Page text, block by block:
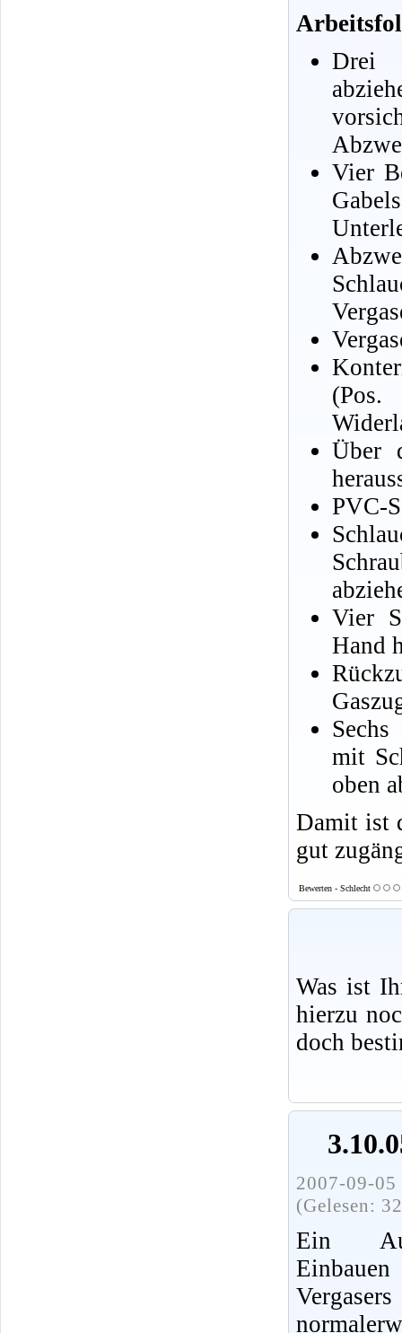
Drei
Vier
(Pos.
Über
PVC-
Vier
Hand
mit
oben
Damit ist
gut
Bewerten - Schlecht
Was ist
hierzu
doch
2007-09-
(Gelesen:
Ein